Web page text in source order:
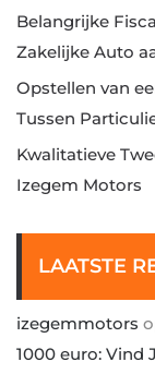
Belangrijke
Zakelijke Auto
Opstellen van
Tussen
Kwalitatieve
Izegem Motors
LAATSTE
izegemmotors
1000 euro: Vind